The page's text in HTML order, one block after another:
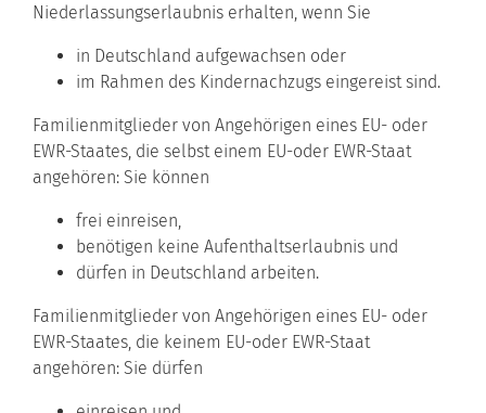
Niederlassungserlaubnis erhalten, wenn Sie
in Deutschland aufgewachsen oder
im Rahmen des Kindernachzugs eingereist sind.
Familienmitglieder von Angehörigen eines EU- oder
EWR-Staates, die selbst einem EU-oder EWR-Staat
angehören: Sie können
frei einreisen,
benötigen keine Aufenthaltserlaubnis und
dürfen in Deutschland arbeiten.
Familienmitglieder von Angehörigen eines EU- oder
EWR-Staates, die keinem EU-oder EWR-Staat
angehören: Sie dürfen